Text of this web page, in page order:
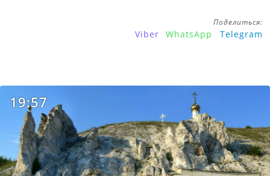
Поделиться:
Viber WhatsApp Telegram
19:57